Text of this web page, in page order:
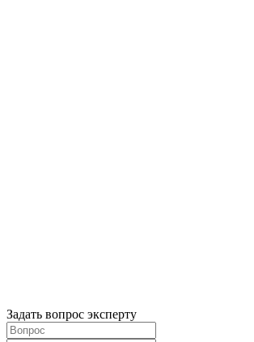
Задать вопрос эксперту